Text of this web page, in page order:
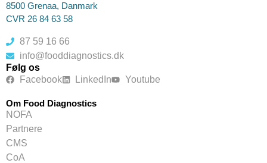
8500 Grenaa, Danmark
CVR 26 84 63 58
87 59 16 66
info@fooddiagnostics.dk
Følg os
Facebook
LinkedIn Youtube
Om Food Diagnostics
NOFA
Partnere
CMS
CoA